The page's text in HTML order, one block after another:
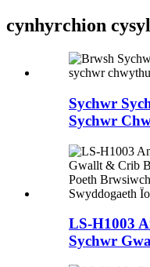
cynhyrchion
Sychwr
Sychwr
LS-H1003
Sychwr